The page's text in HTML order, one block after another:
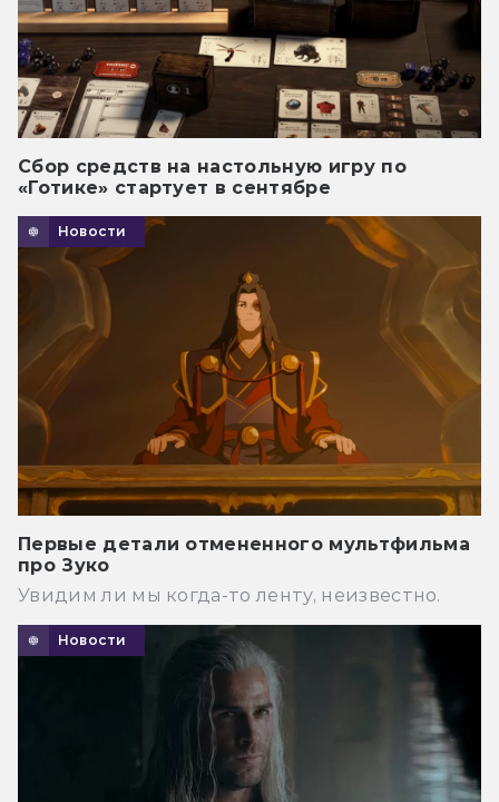
Сбор средств на настольную игру по
«Готике» стартует в сентябре
Новости
Первые детали отмененного мультфильма
про Зуко
Увидим ли мы когда-то ленту, неизвестно.
Новости